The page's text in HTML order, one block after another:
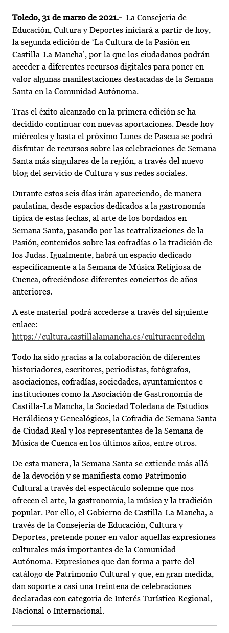
Toledo, 31 de marzo de 2021.- La Consejería de
Educación, Cultura y Deportes iniciará a partir de hoy,
la segunda edición de ‘La Cultura de la Pasión en
Castilla-La Mancha’, por la que los ciudadanos podrán
acceder a diferentes recursos digitales para poner en
valor algunas manifestaciones destacadas de la Semana
Santa en la Comunidad Autónoma.
Tras el éxito alcanzado en la primera edición se ha
decidido continuar con nuevas aportaciones. Desde hoy
miércoles y hasta el próximo Lunes de Pascua se podrá
disfrutar de recursos sobre las celebraciones de Semana
Santa más singulares de la región, a través del nuevo
blog del servicio de Cultura y sus redes sociales.
Durante estos seis días irán apareciendo, de manera
paulatina, desde espacios dedicados a la gastronomía
típica de estas fechas, al arte de los bordados en
Semana Santa, pasando por las teatralizaciones de la
Pasión, contenidos sobre las cofradías o la tradición de
los Judas. Igualmente, habrá un espacio dedicado
específicamente a la Semana de Música Religiosa de
Cuenca, ofreciéndose diferentes conciertos de años
anteriores.
A este material podrá accederse a través del siguiente
enlace:
https://cultura.castillalamancha.es/culturaenredclm
Todo ha sido gracias a la colaboración de diferentes
historiadores, escritores, periodistas, fotógrafos,
asociaciones, cofradías, sociedades, ayuntamientos e
instituciones como la Asociación de Gastronomía de
Castilla-La Mancha, la Sociedad Toledana de Estudios
Heráldicos y Genealógicos, la Cofradía de Semana Santa
de Ciudad Real y los representantes de la Semana de
Música de Cuenca en los últimos años, entre otros.
De esta manera, la Semana Santa se extiende más allá
de la devoción y se manifiesta como Patrimonio
Cultural a través del espectáculo solemne que nos
ofrecen el arte, la gastronomía, la música y la tradición
popular. Por ello, el Gobierno de Castilla-La Mancha, a
través de la Consejería de Educación, Cultura y
Deportes, pretende poner en valor aquellas expresiones
culturales más importantes de la Comunidad
Autónoma. Expresiones que dan forma a parte del
catálogo de Patrimonio Cultural y que, en gran medida,
dan soporte a casi una treintena de celebraciones
declaradas con categoría de Interés Turístico Regional,
Nacional o Internacional.